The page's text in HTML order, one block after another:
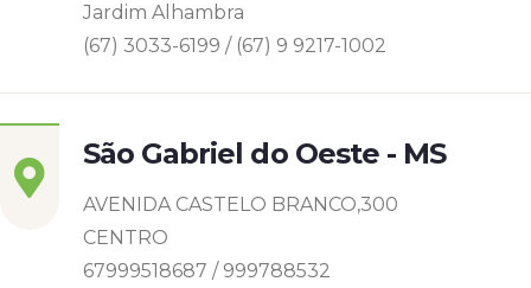
Jardim Alhambra
(67) 3033-6199 / (67) 9 9217-1002
São Gabriel do Oeste - MS
AVENIDA CASTELO BRANCO,300
CENTRO
67999518687 / 999788532